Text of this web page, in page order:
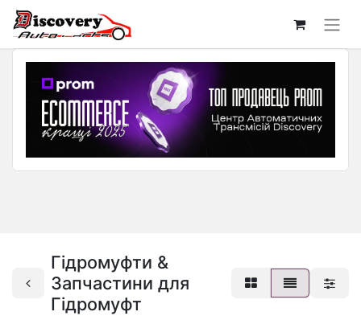
Гідромуфти &
Запчастини для
Гідромуфт